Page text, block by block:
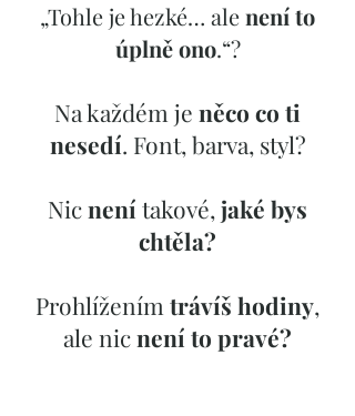
„Tohle je hezké… alenení to
úplně ono.“?
Na každém je něco co ti
nesedí. Font, barva, styl?
Nicnení takové, jaké bys
chtěla?
Prohlížením trávíš hodiny,
ale nicnení to pravé?